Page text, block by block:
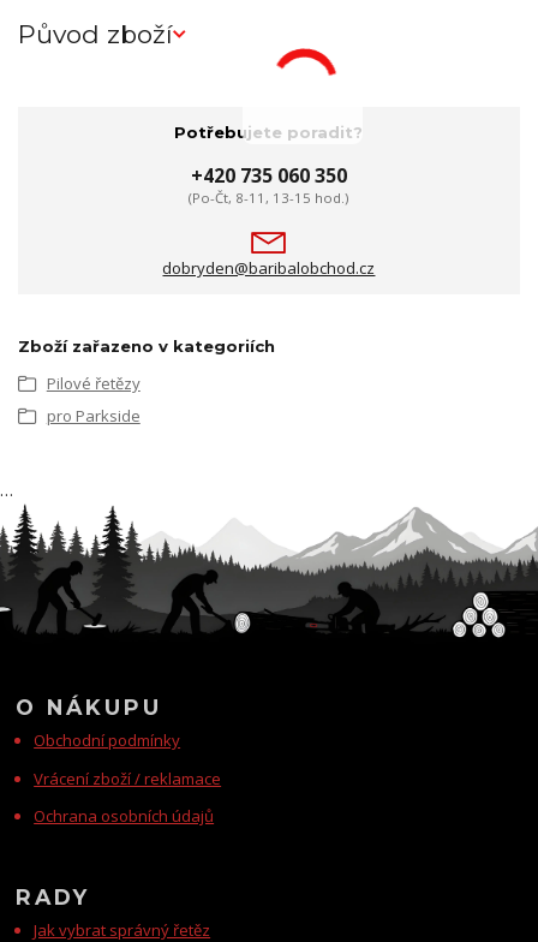
Původ zboží
Potřebujete poradit?
+420 735 060 350
(Po-Čt, 8-11, 13-15 hod.)
dobryden@baribalobchod.cz
Zboží zařazeno v kategoriích
Pilové řetězy
pro Parkside
O NÁKUPU
Obchodní podmínky
Vrácení zboží / reklamace
Ochrana osobních údajů
RADY
Jak vybrat správný řetěz
…